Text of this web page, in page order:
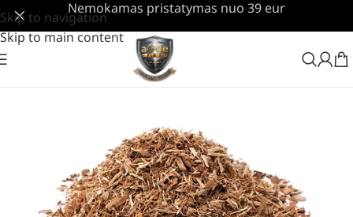
Skip to navigation
Skip to main content
Nemokamas pristatymas nuo 39 eur